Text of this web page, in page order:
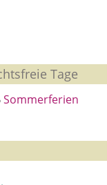
Tage
Sommerferien